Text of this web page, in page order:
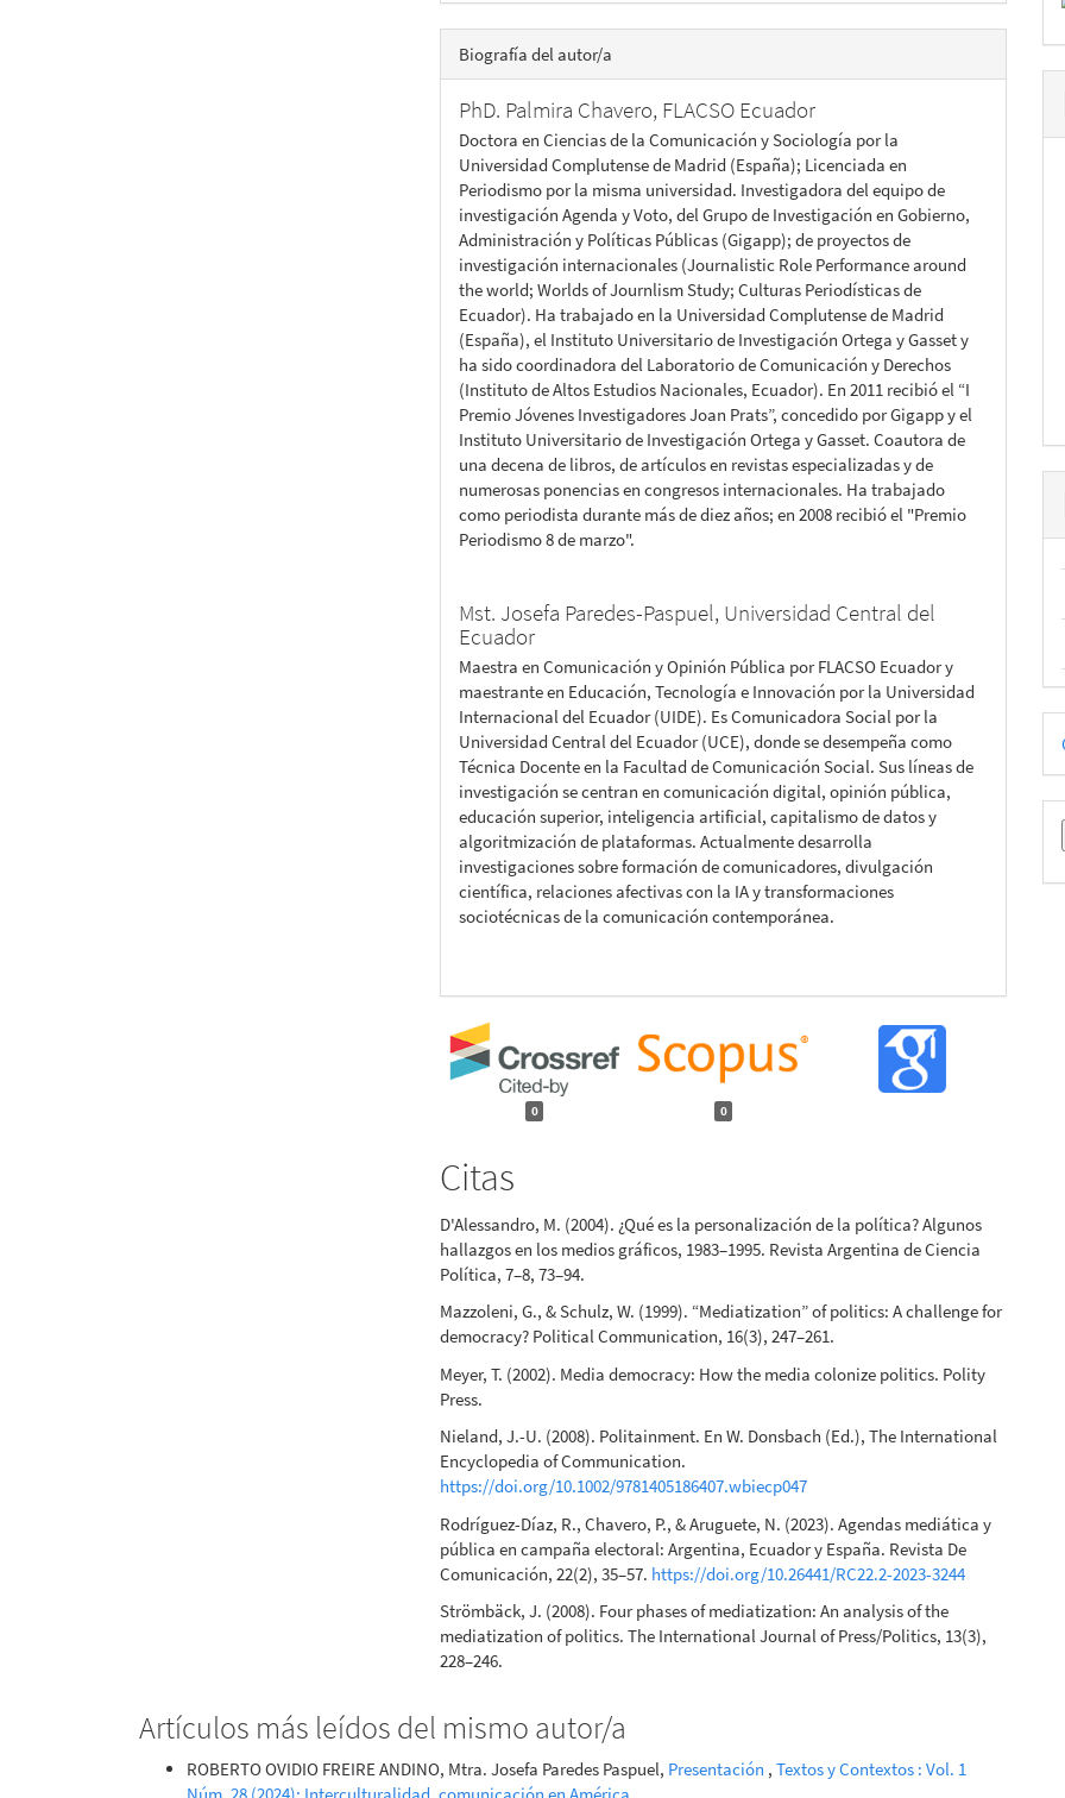
Biografía del autor/a
PhD. Palmira Chavero, FLACSO Ecuador
Doctora en Ciencias de la Comunicación y Sociología por la
Universidad Complutense de Madrid (España); Licenciada en
Periodismo por la misma universidad. Investigadora del equipo de
investigación Agenda y Voto, del Grupo de Investigación en Gobierno,
Administración y Políticas Públicas (Gigapp); de proyectos de
investigación internacionales (Journalistic Role Performance around
the world; Worlds of Journlism Study; Culturas Periodísticas de
Ecuador). Ha trabajado en la Universidad Complutense de Madrid
(España), el Instituto Universitario de Investigación Ortega y Gasset y
ha sido coordinadora del Laboratorio de Comunicación y Derechos
(Instituto de Altos Estudios Nacionales, Ecuador). En 2011 recibió el “I
Premio Jóvenes Investigadores Joan Prats”, concedido por Gigapp y el
Instituto Universitario de Investigación Ortega y Gasset. Coautora de
una decena de libros, de artículos en revistas especializadas y de
numerosas ponencias en congresos internacionales. Ha trabajado
como periodista durante más de diez años; en 2008 recibió el "Premio
Periodismo 8 de marzo".
Mst. Josefa Paredes-Paspuel, Universidad Central del
Ecuador
Maestra en Comunicación y Opinión Pública por FLACSO Ecuador y
maestrante en Educación, Tecnología e Innovación por la Universidad
Internacional del Ecuador (UIDE). Es Comunicadora Social por la
Universidad Central del Ecuador (UCE), donde se desempeña como
Técnica Docente en la Facultad de Comunicación Social. Sus líneas de
investigación se centran en comunicación digital, opinión pública,
educación superior, inteligencia artificial, capitalismo de datos y
algoritmización de plataformas. Actualmente desarrolla
investigaciones sobre formación de comunicadores, divulgación
científica, relaciones afectivas con la IA y transformaciones
sociotécnicas de la comunicación contemporánea.
0 0
Citas
D'Alessandro, M. (2004). ¿Qué es la personalización de la política? Algunos
hallazgos en los medios gráficos, 1983–1995. Revista Argentina de Ciencia
Política, 7–8, 73–94.
Mazzoleni, G., & Schulz, W. (1999). “Mediatization” of politics: A challenge for
democracy? Political Communication, 16(3), 247–261.
Meyer, T. (2002). Media democracy: How the media colonize politics. Polity
Press.
Nieland, J.-U. (2008). Politainment. En W. Donsbach (Ed.), The International
Encyclopedia of Communication.
https://doi.org/10.1002/9781405186407.wbiecp047
Rodríguez-Díaz, R., Chavero, P., & Aruguete, N. (2023). Agendas mediática y
pública en campaña electoral: Argentina, Ecuador y España. Revista De
Comunicación, 22(2), 35–57. https://doi.org/10.26441/RC22.2-2023-3244
Strömbäck, J. (2008). Four phases of mediatization: An analysis of the
mediatization of politics. The International Journal of Press/Politics, 13(3),
228–246.
Artículos más leídos del mismo autor/a
ROBERTO OVIDIO FREIRE ANDINO, Mtra. Josefa Paredes Paspuel, Presentación , Textos y Contextos : Vol. 1